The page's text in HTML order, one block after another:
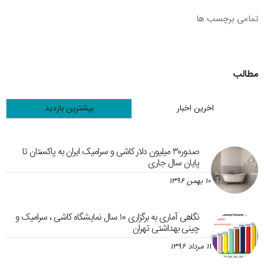
تمامی برچسب ها
مطالب
اخرین اخبار بیشترین بازدید
صدور۳۰ میلیون دلار کاشی و سرامیک ایران به پاکستان تا
پایان سال جاری
۱۰ بهمن ۱۳۹۶
نگاهی آماری به برگزاری ۱۰ سال نمایشگاه کاشی ، سرامیک و
چینی بهداشتی تهران
۱۱ مرداد ۱۳۹۶